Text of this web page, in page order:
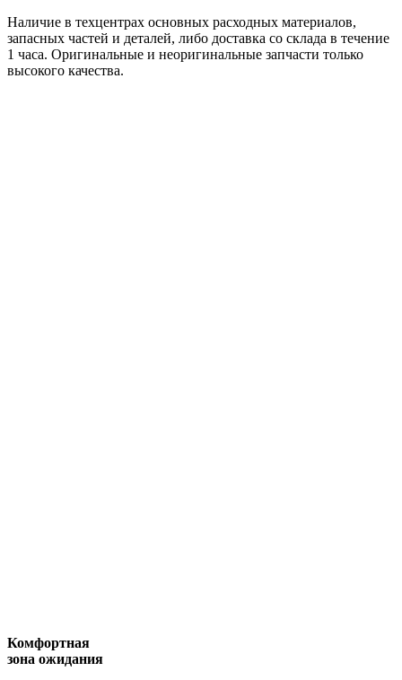
Наличие в техцентрах основных расходных материалов,
запасных частей и деталей, либо доставка со склада в течение
1 часа. Оригинальные и неоригинальные запчасти только
высокого качества.
Комфортная
зона ожидания